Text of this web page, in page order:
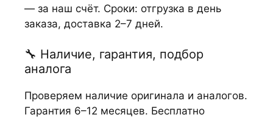
— за наш счёт. Сроки: отгрузка в день
заказа, доставка 2–7 дней.
🔧 Наличие, гарантия, подбор
аналога
Проверяем наличие оригинала и аналогов.
Гарантия 6–12 месяцев. Бесплатно